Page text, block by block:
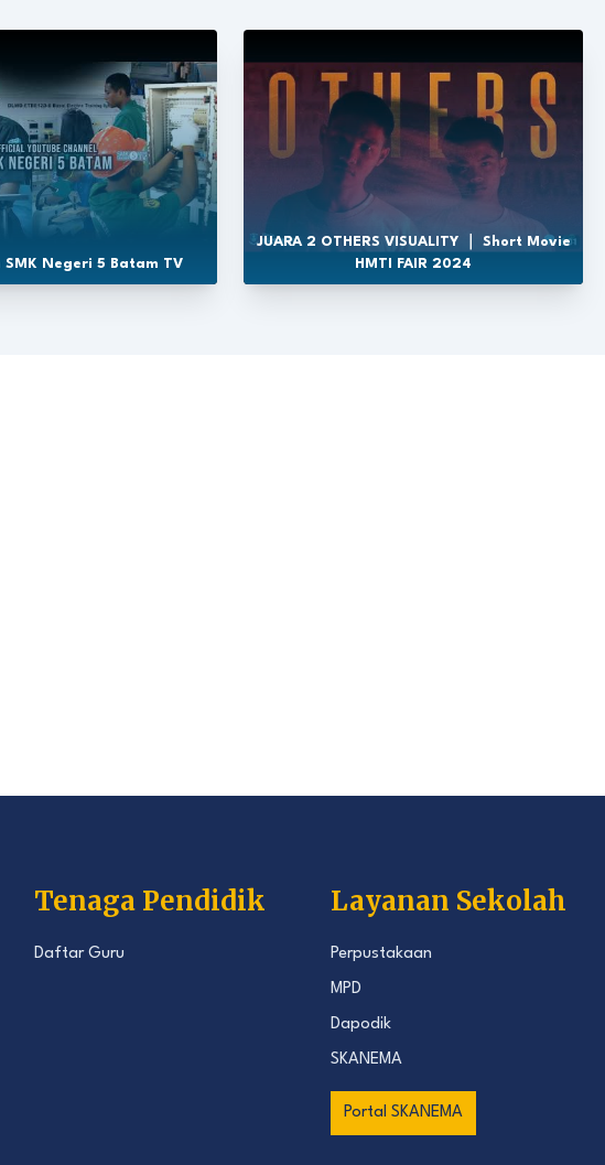
SMK Negeri 5 Batam TV
JUARA 2 OTHERS VISUALITY ｜ Short Movie
HMTI FAIR 2024
Tenaga Pendidik
Daftar Guru
Layanan Sekolah
Perpustakaan
MPD
Dapodik
SKANEMA
Portal SKANEMA